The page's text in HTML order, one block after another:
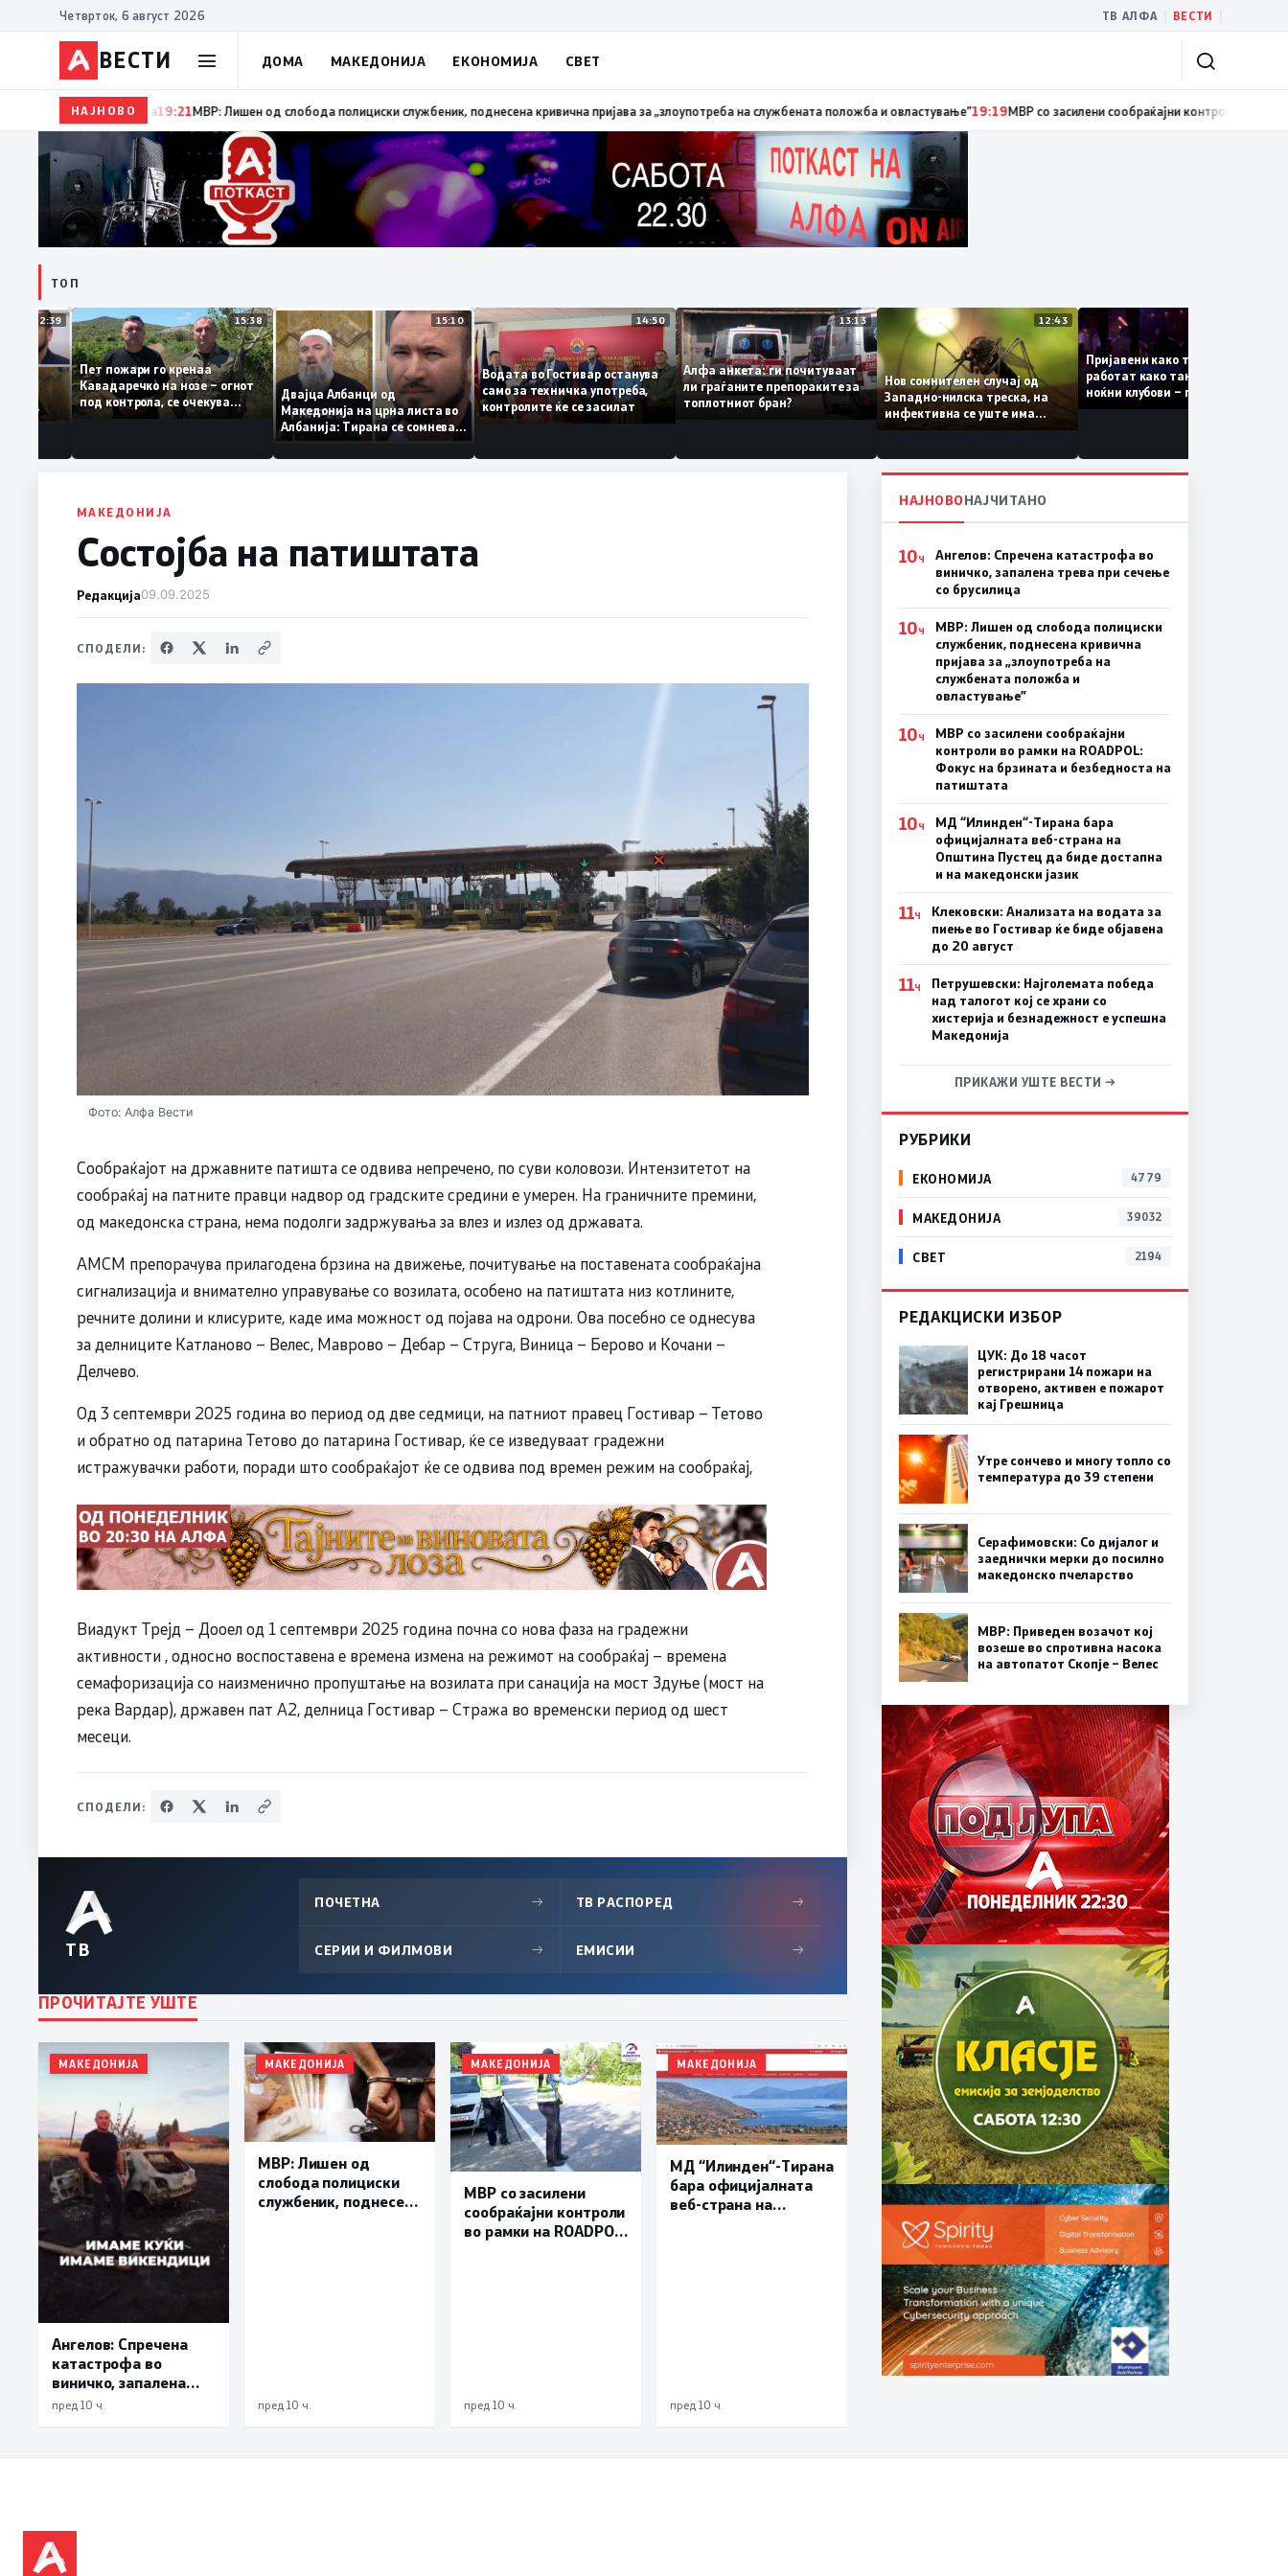
Четврток, 6 август 2026 ТВ АЛФА ВЕСТИ
ВЕСТИ ДОМА МАКЕДОНИЈА ЕКОНОМИЈА СВЕТ
НАЈНОВО19:22Ангелов: Спречена катастрофа во виничко, запалена трева при сечење со брусилица19:21МВР: Лишен од слобода полициски службеник, поднесена кривична пријава за „злоупотреба на
ТОП
12:39
За
од
му гори
15:38
Пет пожари го кренаа
Кавадаречко на нозе – огнот
под контрола, се очекува
целосно гаснење
15:10
Двајца Албанци од
Македонија на црна листа во
Албанија: Тирана се сомнева
дека работеле за
терористички организации
14:50
Водата во Гостивар останува
само за техничка употреба,
контролите ќе се засилат
13:13
Алфа анкета: ги почитуваат
ли граѓаните препораките за
топлотниот бран?
12:43
Нов сомнителен случај од
Западно-нилска треска, на
инфективна се уште има
пациенти во критична
Пријавени како туристки, а
работат како танчерки во
ноќни клубови – полицијата
откри сомнителна шема за
МАКЕДОНИЈА
Состојба на патиштата
Редакција09.09.2025
СПОДЕЛИ:
Фото: Алфа Вести
Сообраќајот на државните патишта се одвива непречено, по суви коловози. Интензитетот на
сообраќај на патните правци надвор од градските средини е умерен. На граничните премини,
од македонска страна, нема подолги задржувања за влез и излез од државата.
АМСМ препорачува прилагодена брзина на движење, почитување на поставената сообраќајна
сигнализација и внимателно управување со возилата, особено на патиштата низ котлините,
речните долини и клисурите, каде има можност од појава на одрони. Ова посебно се однесува
за делниците Катланово – Велес, Маврово – Дебар – Струга, Виница – Берово и Кочани –
Делчево.
Од 3 септември 2025 година во период од две седмици, на патниот правец Гостивар – Тетово
и обратно од патарина Тетово до патарина Гостивар, ќе се изведуваат градежни
истражувачки работи, поради што сообраќајот ќе се одвива под времен режим на сообраќај,
Виадукт Трејд – Дооел од 1 септември 2025 година почна со нова фаза на градежни
активности , односно воспоставена е времена измена на режимот на сообраќај – времена
семафоризација со наизменично пропуштање на возилата при санација на мост Здуње (мост на
река Вардар), државен пат А2, делница Гостивар – Стража во временски период од шест
месеци.
СПОДЕЛИ:
ТВ
ПОЧЕТНА → ТВ РАСПОРЕД →
СЕРИИ И ФИЛМОВИ → ЕМИСИИ →
ПРОЧИТАЈТЕ УШТЕ
МАКЕДОНИЈА
Ангелов: Спречена
катастрофа во
виничко, запалена
трева при сечење со
пред 10 ч.
МАКЕДОНИЈА
МВР: Лишен од
слобода полициски
службеник, поднесена
пред 10 ч.
МАКЕДОНИЈА
МВР со засилени
сообраќајни контроли
во рамки на ROADPOL:
пред 10 ч.
МАКЕДОНИЈА
МД “Илинден“-Тирана
бара официјалната
веб-страна на
пред 10 ч.
НАЈНОВОНАЈЧИТАНО
10Ч
Ангелов: Спречена катастрофа во
виничко, запалена трева при сечење
со брусилица
10Ч
МВР: Лишен од слобода полициски
службеник, поднесена кривична
пријава за „злоупотреба на
службената положба и
овластување”
10Ч
МВР со засилени сообраќајни
контроли во рамки на ROADPOL:
Фокус на брзината и безбедноста на
патиштата
10Ч
МД “Илинден“-Тирана бара
официјалната веб-страна на
Општина Пустец да биде достапна
и на македонски јазик
11Ч
Клековски: Анализата на водата за
пиење во Гостивар ќе биде објавена
до 20 август
11Ч
Петрушевски: Најголемата победа
над талогот кој се храни со
хистерија и безнадежност е успешна
Македонија
ПРИКАЖИ УШТЕ ВЕСТИ →
РУБРИКИ
ЕКОНОМИЈА 4779
МАКЕДОНИЈА 39032
СВЕТ 2194
РЕДАКЦИСКИ ИЗБОР
ЦУК: До 18 часот
регистрирани 14 пожари на
отворено, активен е пожарот
кај Грешница
Утре сончево и многу топло со
температура до 39 степени
Серафимовски: Со дијалог и
заеднички мерки до посилно
македонско пчеларство
МВР: Приведен возачот кој
возеше во спротивна насока
на автопатот Скопје – Велес